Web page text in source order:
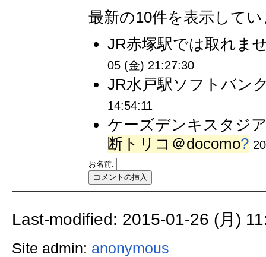
最新の10件を表示して
JR赤塚駅では取れま
05 (金) 21:27:30
JR水戸駅ソフトバン
14:54:11
ケーズデンキスタジ
断トリコ＠docomo?
お名前:
Last-modified: 2015-01-26 (月)
Site admin: anonymous